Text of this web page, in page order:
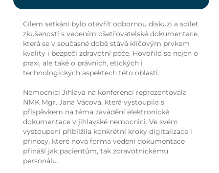
Cílem setkání bylo otevřít odbornou diskuzi a sdílet
zkušenosti s vedením ošetřovatelské dokumentace,
která se v současné době stává klíčovým prvkem
kvality i bezpečí zdravotní péče. Hovořilo se nejen o
praxi, ale také o právních, etických i
technologických aspektech této oblasti.
Nemocnici Jihlava na konferenci reprezentovala
NMK Mgr. Jana Vácová, která vystoupila s
příspěvkem na téma zavádění elektronické
dokumentace v jihlavské nemocnici. Ve svém
vystoupení přiblížila konkrétní kroky digitalizace i
přínosy, které nová forma vedení dokumentace
přináší jak pacientům, tak zdravotnickému
personálu.